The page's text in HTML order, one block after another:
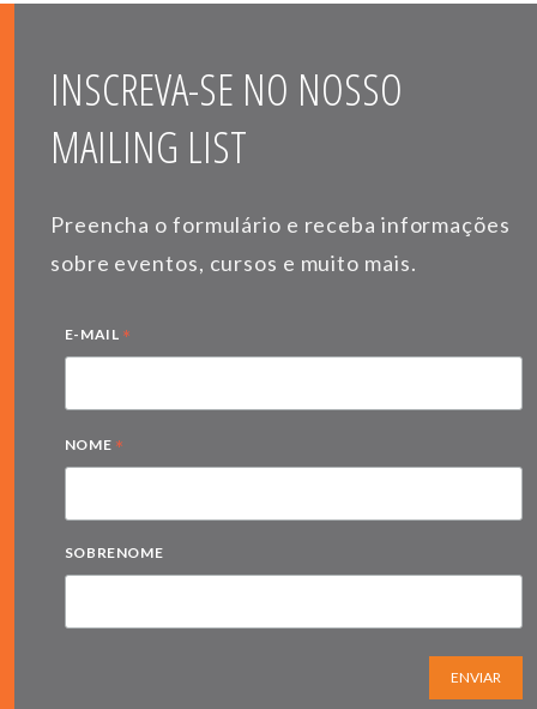
INSCREVA-SE NO NOSSO
MAILING LIST
Preencha o formulário e receba informações
sobre eventos, cursos e muito mais.
E-MAIL *
NOME *
SOBRENOME
ENVIAR